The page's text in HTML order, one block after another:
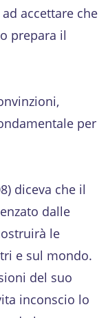
accettare che
prepara il
per
diceva che il
dalle
le
e sul mondo.
del suo
inconscio lo